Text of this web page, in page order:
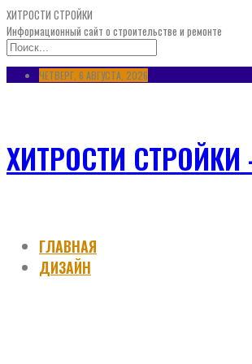
ХИТРОСТИ СТРОЙКИ
Информационный сайт о строительстве и ремонте
ЧЕТВЕРГ, 6 АВГУСТА, 2026
ХИТРОСТИ
ГЛАВНАЯ
ДИЗАЙН